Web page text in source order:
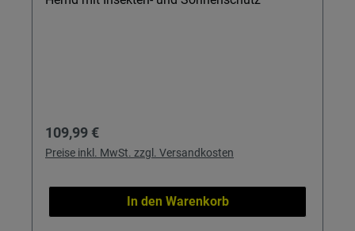
Regulärer Preis:
109,99 €
Preise inkl. MwSt. zzgl. Versandkosten
In den Warenkorb